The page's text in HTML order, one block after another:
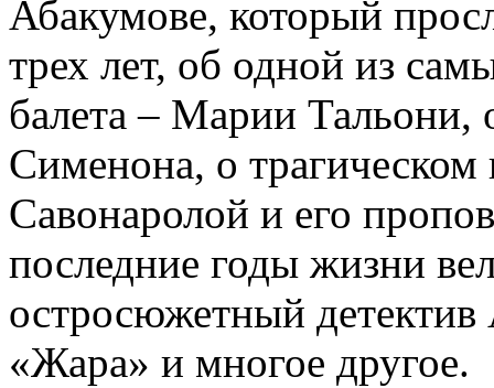
Абакумове, который
трех лет, об одной из
балета – Марии
Сименона, о трагическом
Савонаролой и его
последние годы жизни
остросюжетный детектив
«Жара» и многое другое.